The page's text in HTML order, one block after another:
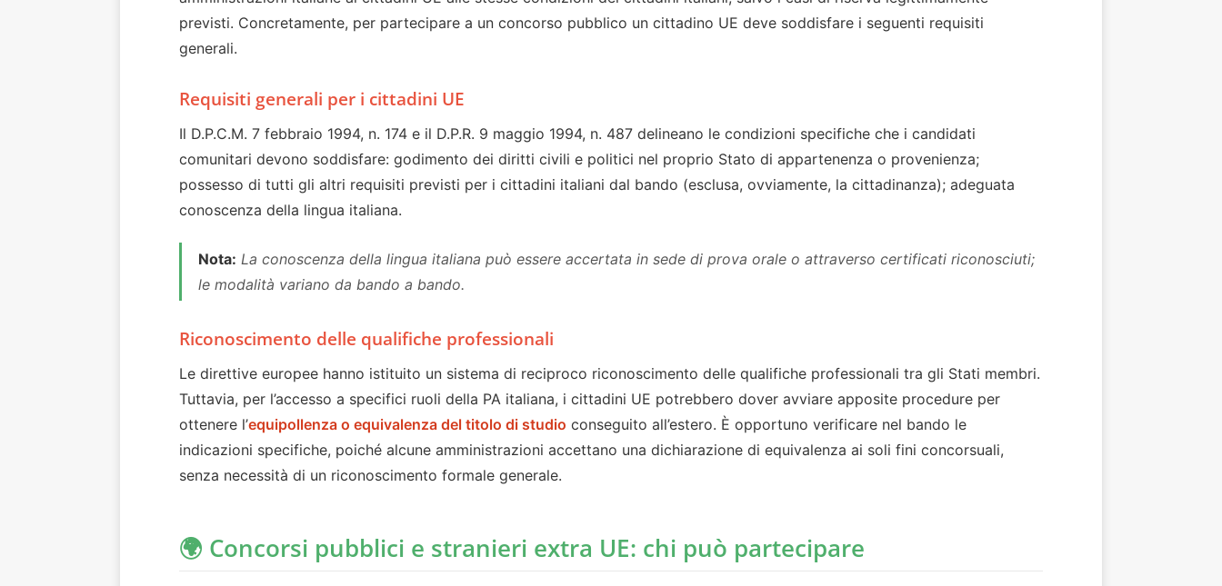
previsti. Concretamente, per partecipare a un concorso pubblico un cittadino UE deve soddisfare i seguenti requisiti
generali.
Requisiti generali per i cittadini UE
Il D.P.C.M. 7 febbraio 1994, n. 174 e il D.P.R. 9 maggio 1994, n. 487 delineano le condizioni specifiche che i candidati
comunitari devono soddisfare: godimento dei diritti civili e politici nel proprio Stato di appartenenza o provenienza;
possesso di tutti gli altri requisiti previsti per i cittadini italiani dal bando (esclusa, ovviamente, la cittadinanza); adeguata
conoscenza della lingua italiana.
Nota: La conoscenza della lingua italiana può essere accertata in sede di prova orale o attraverso certificati riconosciuti;
le modalità variano da bando a bando.
Riconoscimento delle qualifiche professionali
Le direttive europee hanno istituito un sistema di reciproco riconoscimento delle qualifiche professionali tra gli Stati membri.
Tuttavia, per l’accesso a specifici ruoli della PA italiana, i cittadini UE potrebbero dover avviare apposite procedure per
ottenere l’equipollenza o equivalenza del titolo di studio conseguito all’estero. È opportuno verificare nel bando le
indicazioni specifiche, poiché alcune amministrazioni accettano una dichiarazione di equivalenza ai soli fini concorsuali,
senza necessità di un riconoscimento formale generale.
🌍 Concorsi pubblici e stranieri extra UE: chi può partecipare